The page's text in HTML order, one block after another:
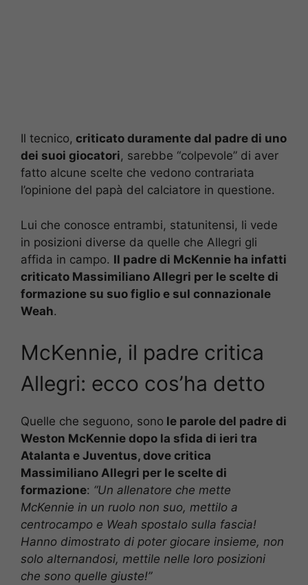
Il tecnico, criticato duramente dal padre di uno
dei suoi giocatori, sarebbe “colpevole” di aver
fatto alcune scelte che vedono contrariata
l’opinione del papà del calciatore in questione.
Lui che conosce entrambi, statunitensi, li vede
in posizioni diverse da quelle che Allegri gli
affida in campo. Il padre di McKennie ha infatti
criticato Massimiliano Allegri per le scelte di
formazione su suo figlio e sul connazionale
Weah.
McKennie, il padre critica
Allegri: ecco cos’ha detto
Quelle che seguono, sono le parole del padre di
Weston McKennie dopo la sfida di ieri tra
Atalanta e Juventus, dove critica
Massimiliano Allegri per le scelte di
formazione: “Un allenatore che mette
McKennie in un ruolo non suo, mettilo a
centrocampo e Weah spostalo sulla fascia!
Hanno dimostrato di poter giocare insieme, non
solo alternandosi, mettile nelle loro posizioni
che sono quelle giuste!”